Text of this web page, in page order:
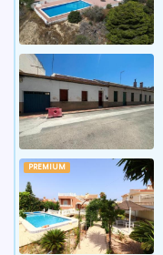
PREMIUM